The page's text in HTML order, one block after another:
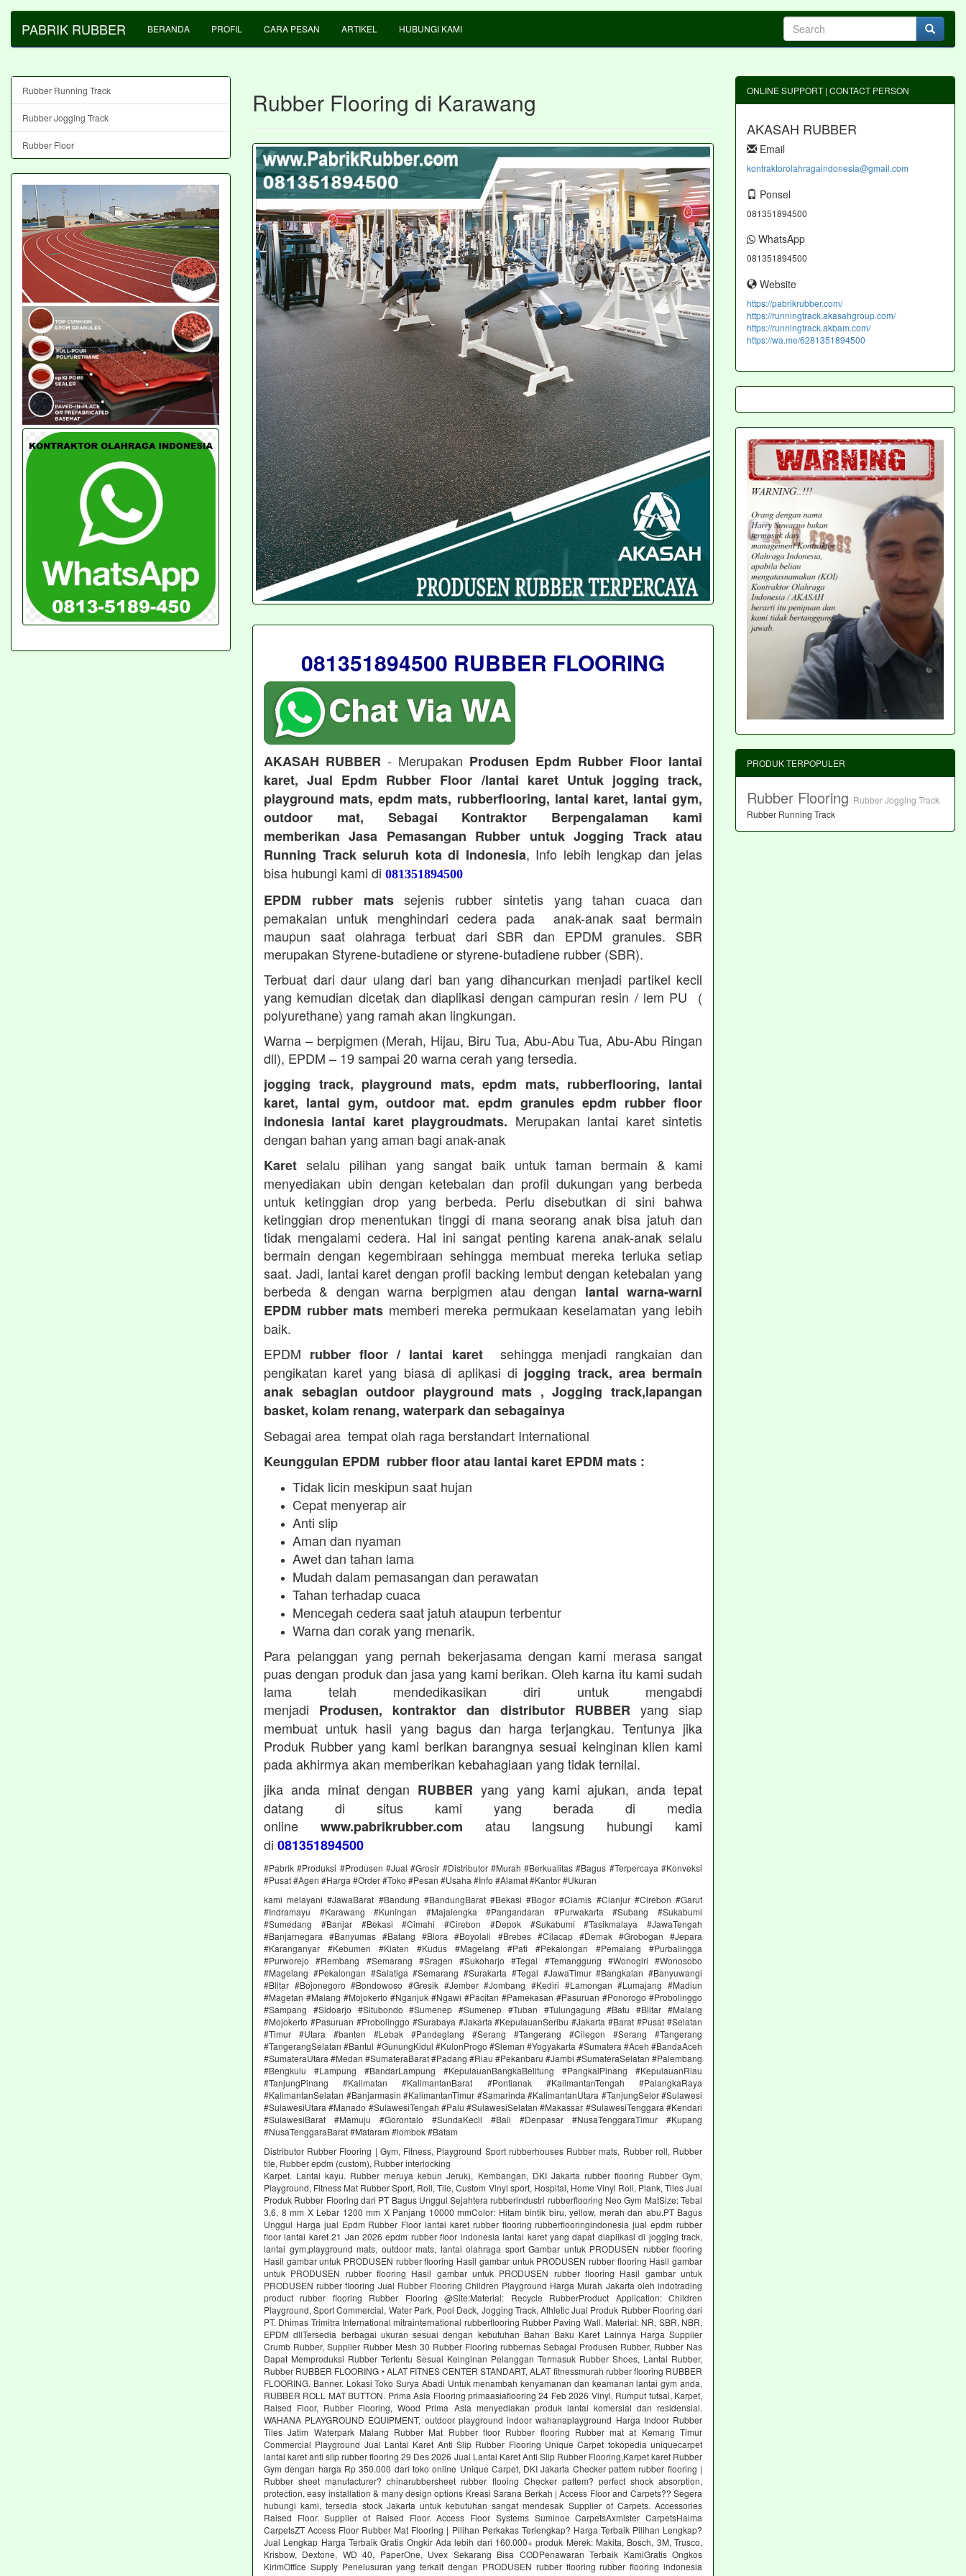
PABRIK RUBBER BERANDA PROFIL CARA PESAN ARTIKEL HUBUNGI KAMI
Rubber Flooring di Karawang
081351894500 RUBBER FLOORING
AKASAH RUBBER - Merupakan Produsen Epdm Rubber Floor lantai
karet, Jual Epdm Rubber Floor /lantai karet Untuk jogging track,
playground mats, epdm mats, rubberflooring, lantai karet, lantai gym,
outdoor mat, Sebagai Kontraktor Berpengalaman kami
memberikan Jasa Pemasangan Rubber untuk Jogging Track atau
Running Track seluruh kota di Indonesia, Info lebih lengkap dan jelas
bisa hubungi kami di 081351894500
EPDM rubber matssejenis rubber sintetis yang tahan cuaca dan
pemakaian untuk menghindari cedera pada anak-anak saat bermain
maupun saat olahraga terbuat dari SBR dan EPDM granules. SBR
merupakan Styrene-butadiene or styrene-butadiene rubber (SBR).
Terbuat dari daur ulang dari ban yang dihancurkan menjadi partikel kecil
yang kemudian dicetak dan diaplikasi dengan campuran resin / lem PU (
polyurethane) yang ramah akan lingkungan.
Warna – berpigmen (Merah, Hijau, Biru Tua, Abu-Abu Tua, Abu-Abu Ringan
dll), EPDM – 19 sampai 20 warna cerah yang tersedia.
jogging track, playground mats, epdm mats, rubberflooring, lantai
karet, lantai gym, outdoor mat. epdm granules epdm rubber floor
indonesia lantai karet playgroudmats. Merupakan lantai karet sintetis
dengan bahan yang aman bagi anak-anak
Karet selalu pilihan yang sangat baik untuk taman bermain & kami
menyediakan ubin dengan ketebalan dan profil dukungan yang berbeda
untuk ketinggian drop yang berbeda. Perlu disebutkan di sini bahwa
ketinggian drop menentukan tinggi di mana seorang anak bisa jatuh dan
tidak mengalami cedera. Hal ini sangat penting karena anak-anak selalu
bermain dengan kegembiraan sehingga membuat mereka terluka setiap
saat. Jadi, lantai karet dengan profil backing lembut dengan ketebalan yang
berbeda & dengan warna berpigmen atau dengan lantai warna-warni
EPDM rubber mats memberi mereka permukaan keselamatan yang lebih
baik.
EPDM rubber floor / lantai karetsehingga menjadi rangkaian dan
pengikatan karet yang biasa di aplikasi di jogging track, area bermain
anak sebagian outdoor playground mats , Jogging track,lapangan
basket, kolam renang, waterpark dan sebagainya
Sebagai area tempat olah raga berstandart International
Keunggulan EPDM rubber floor atau lantai karet EPDM mats :
Tidak licin meskipun saat hujan
Cepat menyerap air
Anti slip
Aman dan nyaman
Awet dan tahan lama
Mudah dalam pemasangan dan perawatan
Tahan terhadap cuaca
Mencegah cedera saat jatuh ataupun terbentur
Warna dan corak yang menarik.
Para pelanggan yang pernah bekerjasama dengan kami merasa sangat
puas dengan produk dan jasa yang kami berikan. Oleh karna itu kami sudah
lama telah mendedikasikan diri untuk mengabdi
menjadi Produsen, kontraktor dan distributor RUBBER yang siap
membuat untuk hasil yang bagus dan harga terjangkau. Tentunya jika
Produk Rubber yang kami berikan barangnya sesuai keinginan klien kami
pada akhirmya akan memberikan kebahagiaan yang tidak ternilai.
jika anda minat dengan RUBBER yang yang kami ajukan, anda tepat
datang di situs kami yang berada di media
online www.pabrikrubber.com atau langsung hubungi kami
di 081351894500
#Pabrik #Produksi #Produsen #Jual #Grosir #Distributor #Murah #Berkualitas #Bagus #Terpercaya #Konveksi
#Pusat #Agen #Harga #Order #Toko #Pesan #Usaha #Info #Alamat #Kantor #Ukuran
kami melayani #JawaBarat #Bandung #BandungBarat #Bekasi #Bogor #Ciamis #Cianjur #Cirebon #Garut
#Indramayu #Karawang #Kuningan #Majalengka #Pangandaran #Purwakarta #Subang #Sukabumi
#Sumedang #Banjar #Bekasi #Cimahi #Cirebon #Depok #Sukabumi #Tasikmalaya #JawaTengah
#Banjarnegara #Banyumas #Batang #Blora #Boyolali #Brebes #Cilacap #Demak #Grobogan #Jepara
#Karanganyar #Kebumen #Klaten #Kudus #Magelang #Pati #Pekalongan #Pemalang #Purbalingga
#Purworejo #Rembang #Semarang #Sragen #Sukoharjo #Tegal #Temanggung #Wonogiri #Wonosobo
#Magelang #Pekalongan #Salatiga #Semarang #Surakarta #Tegal #JawaTimur #Bangkalan #Banyuwangi
#Blitar #Bojonegoro #Bondowoso #Gresik #Jember #Jombang #Kediri #Lamongan #Lumajang #Madiun
#Magetan #Malang #Mojokerto #Nganjuk #Ngawi #Pacitan #Pamekasan #Pasuruan #Ponorogo #Probolinggo
#Sampang #Sidoarjo #Situbondo #Sumenep #Sumenep #Tuban #Tulungagung #Batu #Blitar #Malang
#Mojokerto #Pasuruan #Probolinggo #Surabaya #Jakarta #KepulauanSeribu #Jakarta #Barat #Pusat #Selatan
#Timur #Utara #banten #Lebak #Pandeglang #Serang #Tangerang #Cilegon #Serang #Tangerang
#TangerangSelatan #Bantul #GunungKidul #KulonProgo #Sleman #Yogyakarta #Sumatera #Aceh #BandaAceh
#SumateraUtara #Medan #SumateraBarat #Padang #Riau #Pekanbaru #Jambi #SumateraSelatan #Palembang
#Bengkulu #Lampung #BandarLampung #KepulauanBangkaBelitung #PangkalPinang #KepulauanRiau
#TanjungPinang #Kalimatan #KalimantanBarat #Pontianak #KalimantanTengah #PalangkaRaya
#KalimantanSelatan #Banjarmasin #KalimantanTimur #Samarinda #KalimantanUtara #TanjungSelor #Sulawesi
#SulawesiUtara #Manado #SulawesiTengah #Palu #SulawesiSelatan #Makassar #SulawesiTenggara #Kendari
#SulawesiBarat #Mamuju #Gorontalo #SundaKecil #Bali #Denpasar #NusaTenggaraTimur #Kupang
#NusaTenggaraBarat #Mataram #lombok #Batam
Distributor Rubber Flooring | Gym, Fitness, Playground Sport rubberhouses Rubber mats, Rubber roll, Rubber
tile, Rubber epdm (custom), Rubber interlocking
Karpet. Lantai kayu. Rubber meruya kebun Jeruk), Kembangan, DKI Jakarta rubber flooring Rubber Gym,
Playground, Fitness Mat Rubber Sport, Roll, Tile, Custom Vinyl sport, Hospital, Home Vinyl Roll, Plank, Tiles Jual
Produk Rubber Flooring dari PT Bagus Unggul Sejahtera rubberindustri rubberflooring Neo Gym MatSize: Tebal
3,6, 8 mm X Lebar 1200 mm X Panjang 10000 mmColor: Hitam bintik biru, yellow, merah dan abu.PT Bagus
Unggul Harga jual Epdm Rubber Floor lantai karet rubber flooring rubberflooringindonesia jual epdm rubber
floor lantai karet 21 Jan 2026 epdm rubber floor indonesia lantai karet yang dapat diaplikasi di jogging track,
lantai gym,playground mats, outdoor mats, lantai olahraga sport Gambar untuk PRODUSEN rubber flooring
Hasil gambar untuk PRODUSEN rubber flooring Hasil gambar untuk PRODUSEN rubber flooring Hasil gambar
untuk PRODUSEN rubber flooring Hasil gambar untuk PRODUSEN rubber flooring Hasil gambar untuk
PRODUSEN rubber flooring Jual Rubber Flooring Children Playground Harga Murah Jakarta oleh indotrading
product rubber flooring Rubber Flooring @Site:Material: Recycle RubberProduct Application: Children
Playground, Sport Commercial, Water Park, Pool Deck, Jogging Track, Athletic Jual Produk Rubber Flooring dari
PT. Dhimas Trimitra International mitrainternational rubberflooring Rubber Paving Wall. Material: NR, SBR, NBR,
EPDM dllTersedia berbagai ukuran sesuai dengan kebutuhan Bahan Baku Karet Lainnya Harga Supplier
Crumb Rubber, Supplier Rubber Mesh 30 Rubber Flooring rubbernas Sebagai Produsen Rubber, Rubber Nas
Dapat Memproduksi Rubber Tertentu Sesuai Keinginan Pelanggan Termasuk Rubber Shoes, Lantai Rubber,
Rubber RUBBER FLOORING • ALAT FITNES CENTER STANDART, ALAT fitnessmurah rubber flooring RUBBER
FLOORING. Banner. Lokasi Toko Surya Abadi Untuk menambah kenyamanan dan keamanan lantai gym anda,
RUBBER ROLL MAT BUTTON. Prima Asia Flooring primaasiaflooring 24 Feb 2026 Vinyl, Rumput futsal, Karpet,
Raised Floor, Rubber Flooring, Wood Prima Asia menyediakan produk lantai komersial dan residensial.
WAHANA PLAYGROUND EQUIPMENT, outdoor playground indoor wahanaplayground Harga Indoor Rubber
Tiles Jatim Waterpark Malang Rubber Mat Rubber floor Rubber flooring Rubber mat at Kemang Timur
Commercial Playground Jual Lantai Karet Anti Slip Rubber Flooring Unique Carpet tokopedia uniquecarpet
lantai karet anti slip rubber flooring 29 Des 2026 Jual Lantai Karet Anti Slip Rubber Flooring,Karpet karet Rubber
Gym dengan harga Rp 350.000 dari toko online Unique Carpet, DKI Jakarta Checker pattem rubber flooring |
Rubber sheet manufacturer? chinarubbersheet rubber flooing Checker pattem? perfect shock absorption,
protection, easy installation & many design options Kreasi Sarana Berkah | Access Floor and Carpets?? Segera
hubungi kami, tersedia stock Jakarta untuk kebutuhan sangat mendesak Supplier of Carpets. Accessories
Raised Floor. Supplier of Raised Floor. Access Floor Systems Suminoe CarpetsAxmister CarpetsHaima
CarpetsZT Access Floor Rubber Mat Flooring | Pilihan Perkakas Terlengkap? Harga Terbaik Pilihan Lengkap?
Jual Lengkap Harga Terbaik Gratis Ongkir Ada lebih dari 160.000+ produk Merek: Makita, Bosch, 3M, Trusco,
Krisbow, Dextone, WD 40, PaperOne, Uvex Sekarang Bisa CODPenawaran Terbaik KamiGratis Ongkos
KirimOffice Supply Penelusuran yang terkait dengan PRODUSEN rubber flooring rubber flooring indonesia
Rubber Running Track
Rubber Jogging Track
Rubber Floor
ONLINE SUPPORT | CONTACT PERSON
AKASAH RUBBER
Email
kontraktorolahragaindonesia@gmail.com
Ponsel
081351894500
WhatsApp
081351894500
Website
https://pabrikrubber.com/
https://runningtrack.akasahgroup.com/
https://runningtrack.akbam.com/
https://wa.me/6281351894500
PRODUK TERPOPULER
Rubber Flooring Rubber Jogging Track
Rubber Running Track